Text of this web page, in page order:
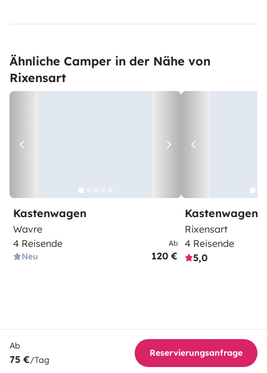
Ähnliche Camper in der Nähe von
Rixensart
Kastenwagen
Wavre
4 Reisende
Neu
Ab
120 €
Kastenwagen
Rixensart
4 Reisende
5,0
Ab
75 €/Tag
Reservierungsanfrage